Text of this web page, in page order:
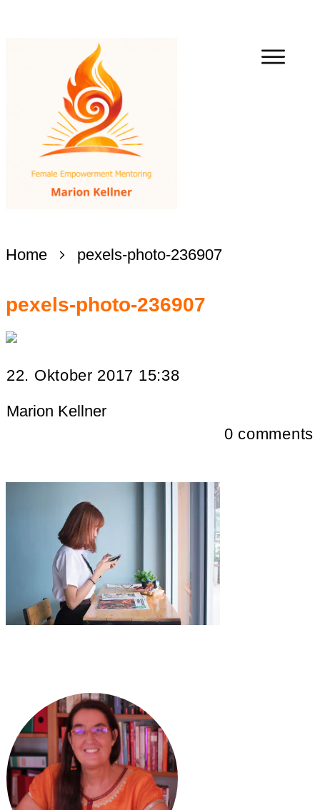
Home pexels-photo-236907
pexels-photo-236907
22. Oktober 2017 15:38
Marion Kellner
0 comments